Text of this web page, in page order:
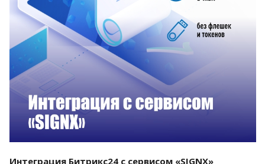
Смотреть проект
Интеграция Битрикс24 с сервисом «SIGNX»